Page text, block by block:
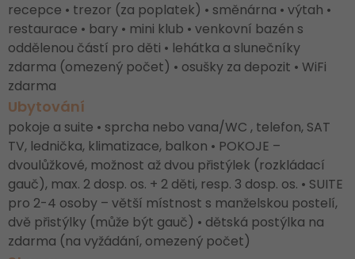
recepce • trezor (za poplatek) • směnárna • výtah •
restaurace • bary • mini klub • venkovní bazén s
oddělenou částí pro děti • lehátka a slunečníky
zdarma (omezený počet) • osušky za depozit • WiFi
zdarma
Ubytování
pokoje a suite • sprcha nebo vana/WC , telefon, SAT
TV, lednička, klimatizace, balkon • POKOJE –
dvoulůžkové, možnost až dvou přistýlek (rozkládací
gauč), max. 2 dosp. os. + 2 děti, resp. 3 dosp. os. • SUITE
pro 2-4 osoby – větší místnost s manželskou postelí,
dvě přistýlky (může být gauč) • dětská postýlka na
zdarma (na vyžádání, omezený počet)